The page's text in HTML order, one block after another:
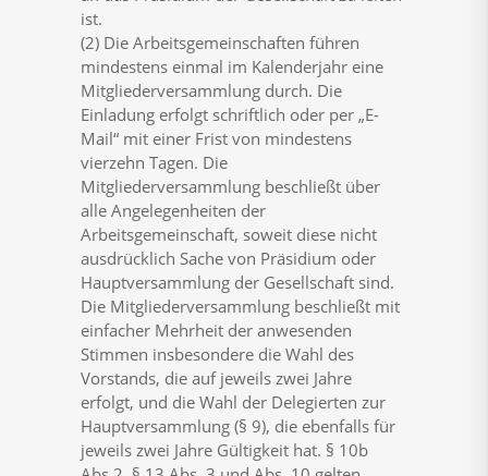
ist.
(2) Die Arbeitsgemeinschaften führen
mindestens einmal im Kalenderjahr eine
Mitgliederversammlung durch. Die
Einladung erfolgt schriftlich oder per „E-
Mail“ mit einer Frist von mindestens
vierzehn Tagen. Die
Mitgliederversammlung beschließt über
alle Angelegenheiten der
Arbeitsgemeinschaft, soweit diese nicht
ausdrücklich Sache von Präsidium oder
Hauptversammlung der Gesellschaft sind.
Die Mitgliederversammlung beschließt mit
einfacher Mehrheit der anwesenden
Stimmen insbesondere die Wahl des
Vorstands, die auf jeweils zwei Jahre
erfolgt, und die Wahl der Delegierten zur
Hauptversammlung (§ 9), die ebenfalls für
jeweils zwei Jahre Gültigkeit hat. § 10b